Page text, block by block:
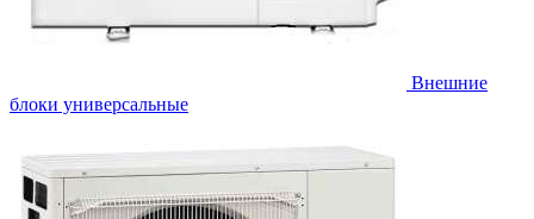
Внешние
блоки универсальные